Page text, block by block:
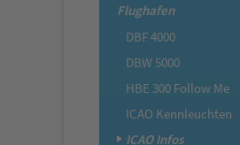
Flughafen
DBF 4000
DBW 5000
HBE 300 Follow Me
ICAO Kennleuchten
ICAO Infos